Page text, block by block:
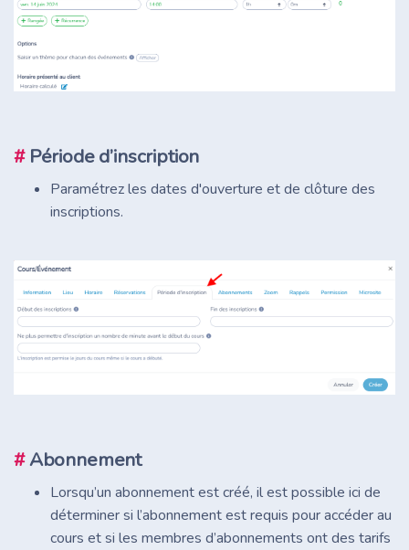
# Période d’inscription
Paramétrez les dates d'ouverture et de clôture des
inscriptions.
#Abonnement
Lorsqu’un abonnement est créé, il est possible ici de
déterminer si l’abonnement est requis pour accéder au
cours et si les membres d’abonnements ont des tarifs